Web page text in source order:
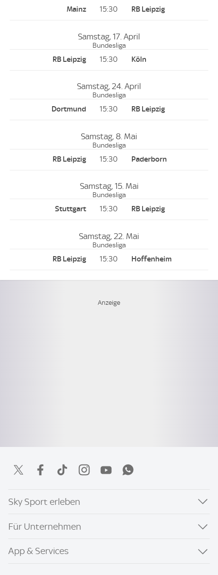
15:30
Samstag, 17. April
Bundesliga
15:30
Samstag, 24. April
Bundesliga
15:30
Samstag, 8. Mai
Bundesliga
15:30
Samstag, 15. Mai
Bundesliga
15:30
Samstag, 22. Mai
Bundesliga
15:30
Sky Sport erleben
Für Unternehmen
App & Services